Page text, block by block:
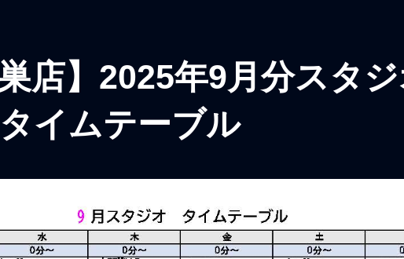
店】2025年9月分スタ
イムテーブル